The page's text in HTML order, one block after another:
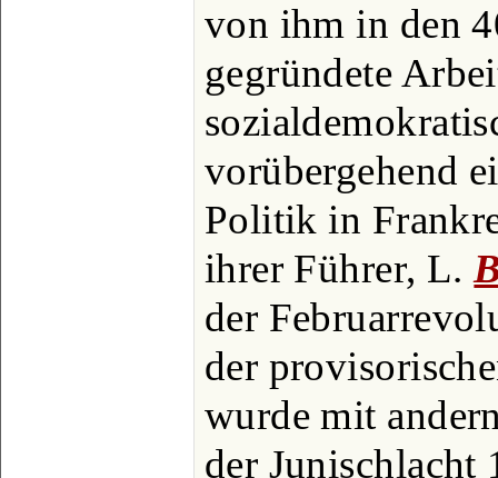
von ihm in den
gegründete
vorübergehend
Politik in
ihrer Führer, L.
der
der
wurde mit
der Junischlacht